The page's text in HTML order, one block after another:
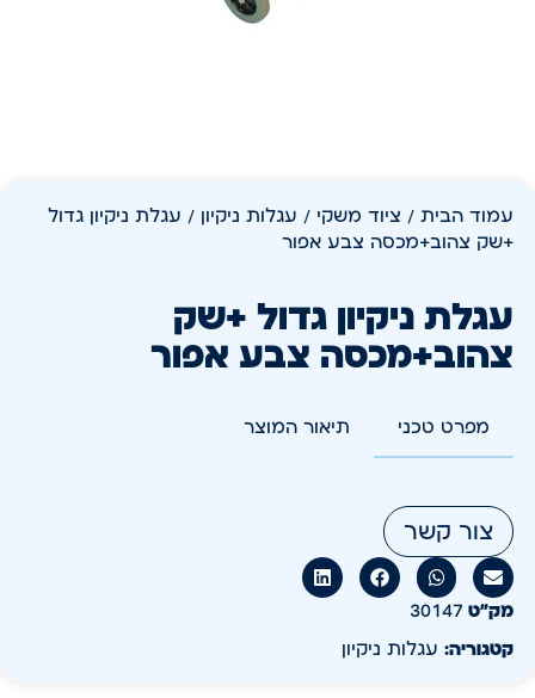
עמוד הבית / ציוד משקי / עגלות ניקיון / עגלת ניקיון גדול
+שק צהוב+מכסה צבע אפור
עגלת ניקיון גדול +שק
צהוב+מכסה צבע אפור
מפרט טכני תיאור המוצר
צור קשר
מק״ט 30147
קטגוריה: עגלות ניקיון